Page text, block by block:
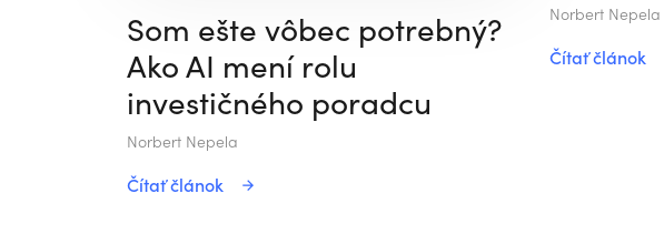
Som ešte vôbec potrebný?
Ako AI mení rolu
investičného poradcu
Norbert Nepela
Čítať článok
Norbert Nepela
Čítať článok